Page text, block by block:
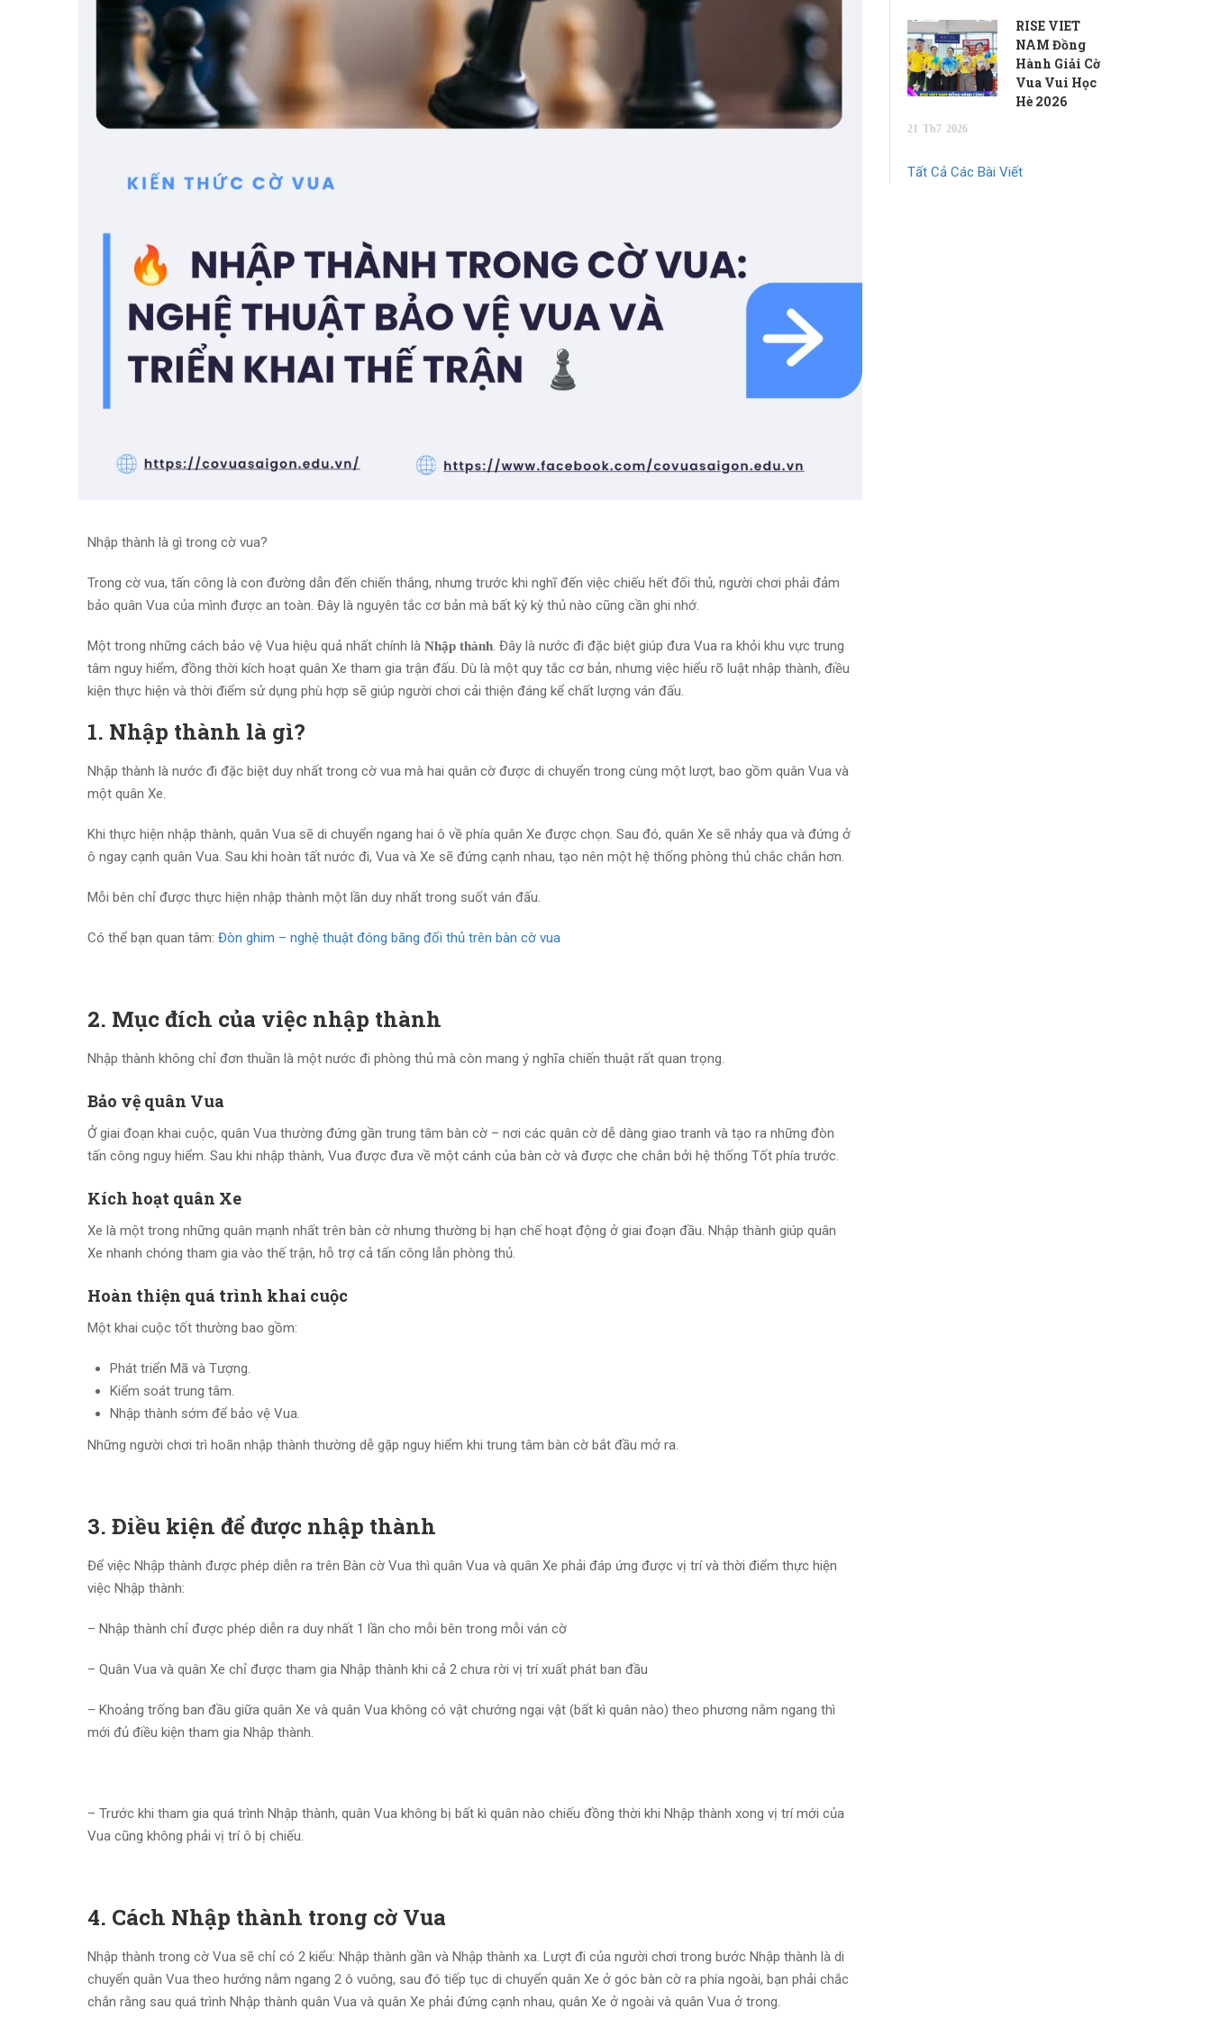
Nhập thành là gì trong cờ vua?
Trong cờ vua, tấn công là con đường dẫn đến chiến thắng, nhưng trước khi nghĩ đến việc chiếu hết đối thủ, người chơi phải đảm
bảo quân Vua của mình được an toàn. Đây là nguyên tắc cơ bản mà bất kỳ kỳ thủ nào cũng cần ghi nhớ.
Một trong những cách bảo vệ Vua hiệu quả nhất chính là Nhập thành. Đây là nước đi đặc biệt giúp đưa Vua ra khỏi khu vực trung
tâm nguy hiểm, đồng thời kích hoạt quân Xe tham gia trận đấu. Dù là một quy tắc cơ bản, nhưng việc hiểu rõ luật nhập thành, điều
kiện thực hiện và thời điểm sử dụng phù hợp sẽ giúp người chơi cải thiện đáng kể chất lượng ván đấu.
1. Nhập thành là gì?
Nhập thành là nước đi đặc biệt duy nhất trong cờ vua mà hai quân cờ được di chuyển trong cùng một lượt, bao gồm quân Vua và
một quân Xe.
Khi thực hiện nhập thành, quân Vua sẽ di chuyển ngang hai ô về phía quân Xe được chọn. Sau đó, quân Xe sẽ nhảy qua và đứng ở
ô ngay cạnh quân Vua. Sau khi hoàn tất nước đi, Vua và Xe sẽ đứng cạnh nhau, tạo nên một hệ thống phòng thủ chắc chắn hơn.
Mỗi bên chỉ được thực hiện nhập thành một lần duy nhất trong suốt ván đấu.
Có thể bạn quan tâm: Đòn ghim – nghệ thuật đóng băng đối thủ trên bàn cờ vua
2. Mục đích của việc nhập thành
Nhập thành không chỉ đơn thuần là một nước đi phòng thủ mà còn mang ý nghĩa chiến thuật rất quan trọng.
Bảo vệ quân Vua
Ở giai đoạn khai cuộc, quân Vua thường đứng gần trung tâm bàn cờ – nơi các quân cờ dễ dàng giao tranh và tạo ra những đòn
tấn công nguy hiểm. Sau khi nhập thành, Vua được đưa về một cánh của bàn cờ và được che chắn bởi hệ thống Tốt phía trước.
Kích hoạt quân Xe
Xe là một trong những quân mạnh nhất trên bàn cờ nhưng thường bị hạn chế hoạt động ở giai đoạn đầu. Nhập thành giúp quân
Xe nhanh chóng tham gia vào thế trận, hỗ trợ cả tấn công lẫn phòng thủ.
Hoàn thiện quá trình khai cuộc
Một khai cuộc tốt thường bao gồm:
Phát triển Mã và Tượng.
Kiểm soát trung tâm.
Nhập thành sớm để bảo vệ Vua.
Những người chơi trì hoãn nhập thành thường dễ gặp nguy hiểm khi trung tâm bàn cờ bắt đầu mở ra.
3. Điều kiện để được nhập thành
Để việc Nhập thành được phép diễn ra trên Bàn cờ Vua thì quân Vua và quân Xe phải đáp ứng được vị trí và thời điểm thực hiện
việc Nhập thành:
– Nhập thành chỉ được phép diễn ra duy nhất 1 lần cho mỗi bên trong mỗi ván cờ
– Quân Vua và quân Xe chỉ được tham gia Nhập thành khi cả 2 chưa rời vị trí xuất phát ban đầu
– Khoảng trống ban đầu giữa quân Xe và quân Vua không có vật chướng ngại vật (bất kì quân nào) theo phương nằm ngang thì
mới đủ điều kiện tham gia Nhập thành.
– Trước khi tham gia quá trình Nhập thành, quân Vua không bị bất kì quân nào chiếu đồng thời khi Nhập thành xong vị trí mới của
Vua cũng không phải vị trí ô bị chiếu.
4. Cách Nhập thành trong cờ Vua
Nhập thành trong cờ Vua sẽ chỉ có 2 kiểu: Nhập thành gần và Nhập thành xa. Lượt đi của người chơi trong bước Nhập thành là di
chuyển quân Vua theo hướng nằm ngang 2 ô vuông, sau đó tiếp tục di chuyển quân Xe ở góc bàn cờ ra phía ngoài, bạn phải chắc
chắn rằng sau quá trình Nhập thành quân Vua và quân Xe phải đứng cạnh nhau, quân Xe ở ngoài và quân Vua ở trong.
RISE VIET
NAM Đồng
Hành Giải Cờ
Vua Vui Học
Hè 2026
21 Th7 2026
Tất Cả Các Bài Viết